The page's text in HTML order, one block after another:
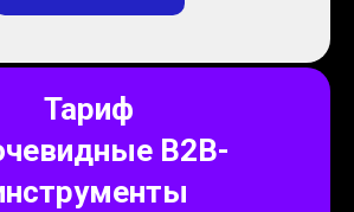
Тариф
B2B-